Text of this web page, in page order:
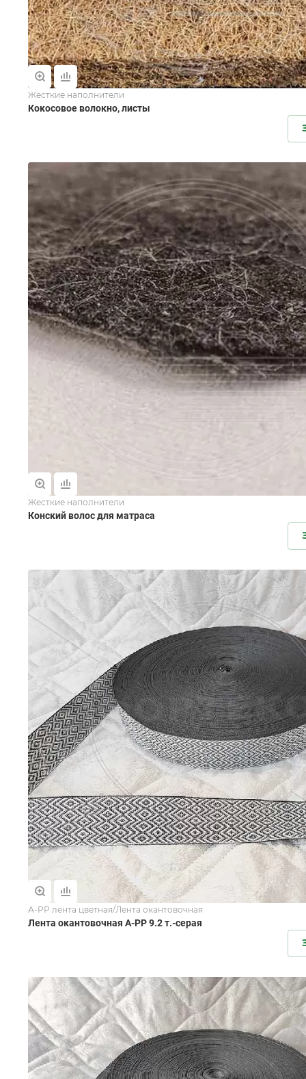
Жесткие наполнители
Кокосовое волокно, листы
Жесткие наполнители
Конский волос для матраса
А-РР лента цветная/Лента окантовочная
Лента окантовочная А-PР 9.2 т.-серая